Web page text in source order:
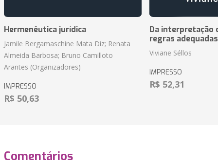
Hermenêutica jurídica
Jamile Bergamaschine Mata Diz; Renata
Almeida Barbosa; Bruno Camilloto
Arantes (Organizadores)
IMPRESSO
R$ 50,63
Da interpretação
regras
Viviane Séllos
IMPRESSO
R$ 52,31
Comentários